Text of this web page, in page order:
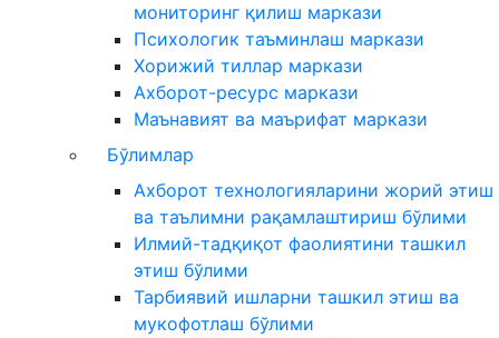
мониторинг қилиш маркази
Психологик таъминлаш маркази
Хорижий тиллар маркази
Ахборот-ресурс маркази
Маънавият ва маърифат маркази
Бўлимлар
Ахборот технологияларини жорий этиш
ва таълимни рақамлаштириш бўлими
Илмий-тадқиқот фаолиятини ташкил
этиш бўлими
Тарбиявий ишларни ташкил этиш ва
мукофотлаш бўлими